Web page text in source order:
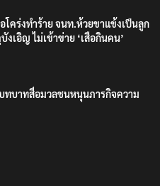
โคร่งทำร้าย จนท.ห้วยขาแข้งเป็นลูก
งเอิญ ไม่เข้าข่าย ‘เสือกินคน’
ทบาทสื่อมวลชนหนุนภารกิจความ